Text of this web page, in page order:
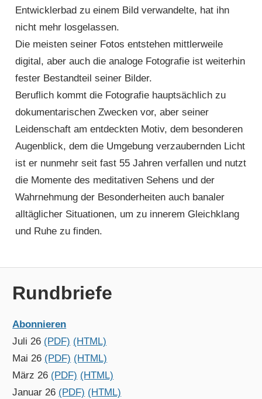
Entwicklerbad zu einem Bild verwandelte, hat ihn
nicht mehr losgelassen.
Die meisten seiner Fotos entstehen mittlerweile
digital, aber auch die analoge Fotografie ist weiterhin
fester Bestandteil seiner Bilder.
Beruflich kommt die Fotografie hauptsächlich zu
dokumentarischen Zwecken vor, aber seiner
Leidenschaft am entdeckten Motiv, dem besonderen
Augenblick, dem die Umgebung verzaubernden Licht
ist er nunmehr seit fast 55 Jahren verfallen und nutzt
die Momente des meditativen Sehens und der
Wahrnehmung der Besonderheiten auch banaler
alltäglicher Situationen, um zu innerem Gleichklang
und Ruhe zu finden.
Rundbriefe
Abonnieren
Juli 26 (PDF) (HTML)
Mai 26 (PDF) (HTML)
März 26 (PDF) (HTML)
Januar 26 (PDF) (HTML)